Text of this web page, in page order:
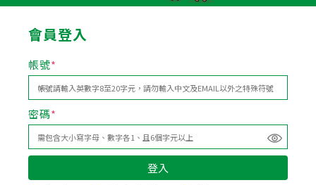
會員登入
帳號*
密碼*
登入